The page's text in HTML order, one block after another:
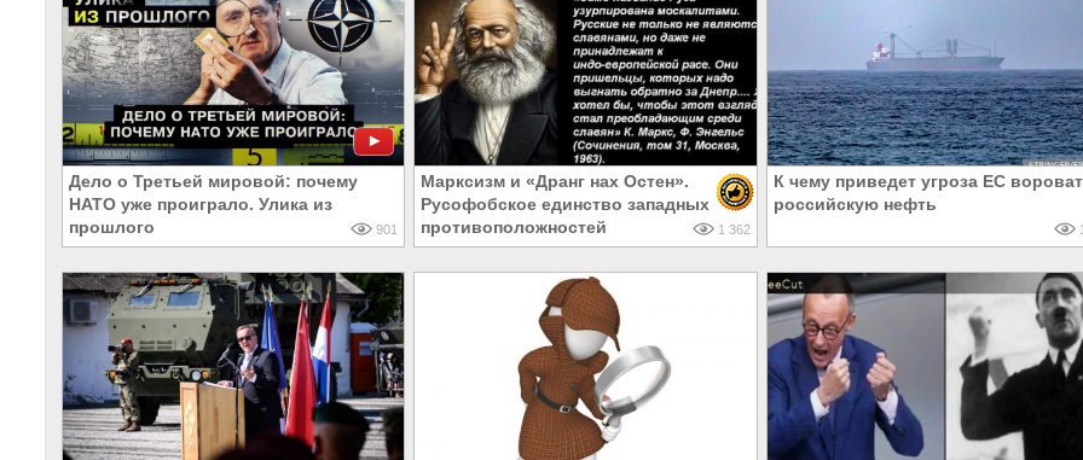
Дело о Третьей мировой: почему
НАТО уже проиграло. Улика из
прошлого
901
Марксизм и «Дранг нах Остен».
Русофобское единство западных
противоположностей
1 362
К чему приведет угроза ЕС
российскую нефть